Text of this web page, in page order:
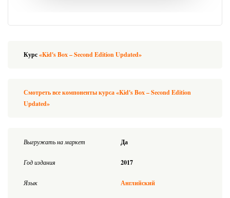
Курс«Kid's Box – Second Edition Updated»
Смотреть все компоненты курса «Kid's Box – Second Edition
Updated»
Выгружать на маркет Да
Год издания 2017
Язык Английский